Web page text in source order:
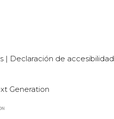
| Declaración de accesibilidad
Generation